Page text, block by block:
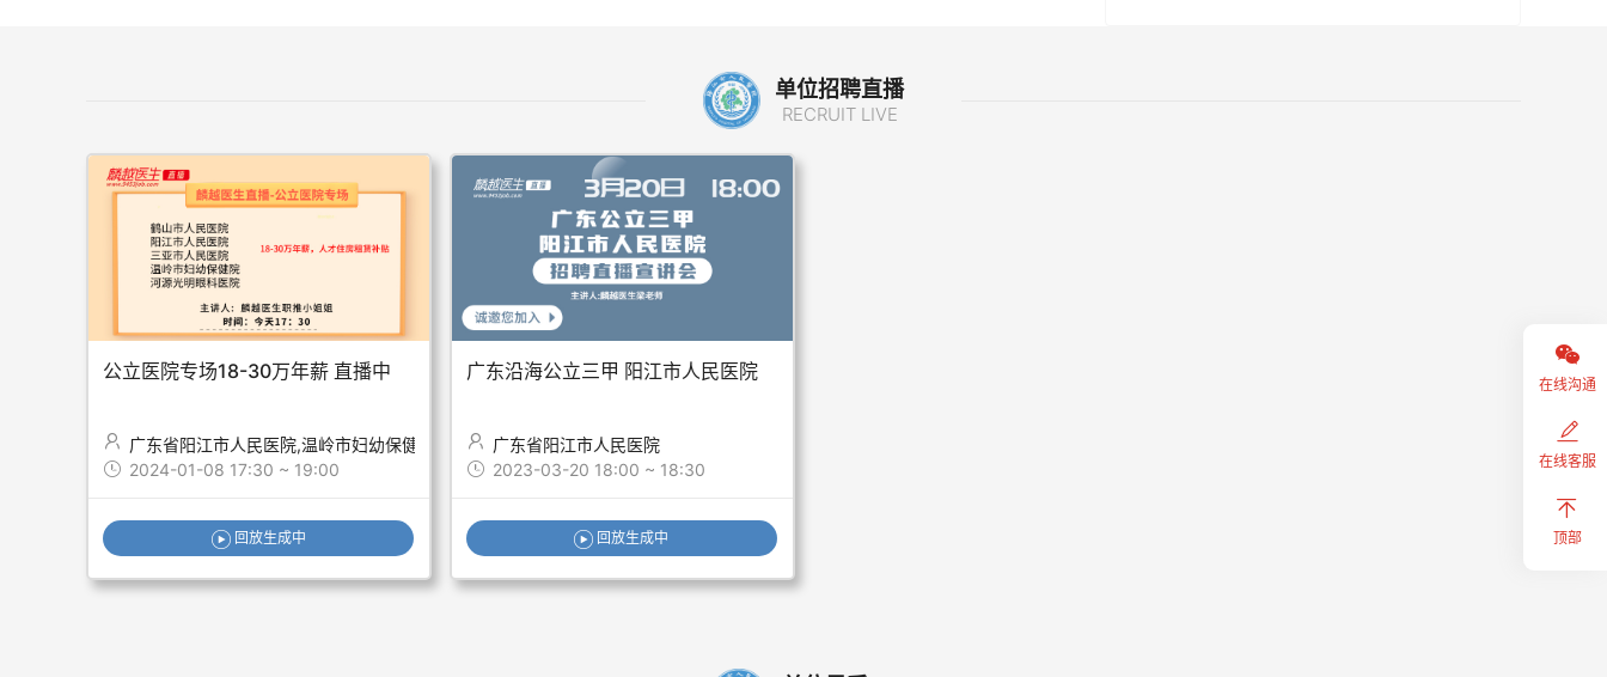
在线沟通
在线客服
顶部
单位招聘直播
RECRUIT LIVE
公立医院专场18-30万年薪 直播中
广东省阳江市人民医院,温岭市妇幼保健院,广东省鹤山市人民医院,三亚市人民医院,河源光明眼科医院
2024-01-08 17:30 ~ 19:00
回放生成中
广东沿海公立三甲 阳江市人民医院
广东省阳江市人民医院
2023-03-20 18:00 ~ 18:30
回放生成中